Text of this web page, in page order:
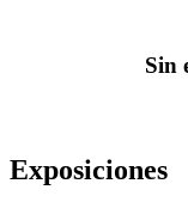
Sin
Exposiciones